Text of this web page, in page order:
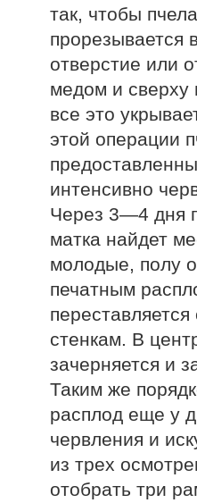
так, чтобы
прорезывается
отверстие или
медом и сверху
все это
этой операции
интенсивно
Через 3—4 дня
матка найдет
молодые, полу
печатным
стенкам. В
зачерняется и
Таким же
расплод еще у
червления и
из трех
отобрать три